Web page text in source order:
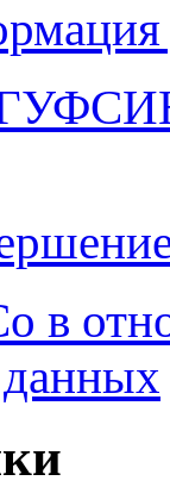
в